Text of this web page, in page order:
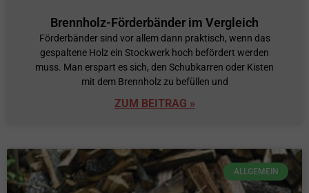
Brennholz-Förderbänder im Vergleich
Förderbänder sind vor allem dann praktisch, wenn das
gespaltene Holz ein Stockwerk hoch befördert werden
muss. Man erspart es sich, den Schubkarren oder Kisten
mit dem Brennholz zu befüllen und
ZUM BEITRAG »
ALLGEMEIN